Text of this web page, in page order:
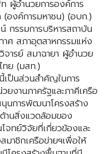
ผู้อำนวยการองค์การ
(องค์การมหาชน) (อบก.)
กรรมการบริหารสถาบัน
ศ สภาอุตสาหกรรมแห่ง
จารย์ สมาฉายา ผู้อำนวย
ทย (มสท.)
เป็นส่วนสำคัญในการ
ยงานภาครัฐและภาคีเครือ
นการพัฒนาโครงสร้าง
านสิ่งแวดล้อมของ
จทย์วิจัยที่เกี่ยวข้องและ
าชิกเครือข่ายฯเพื่อให้